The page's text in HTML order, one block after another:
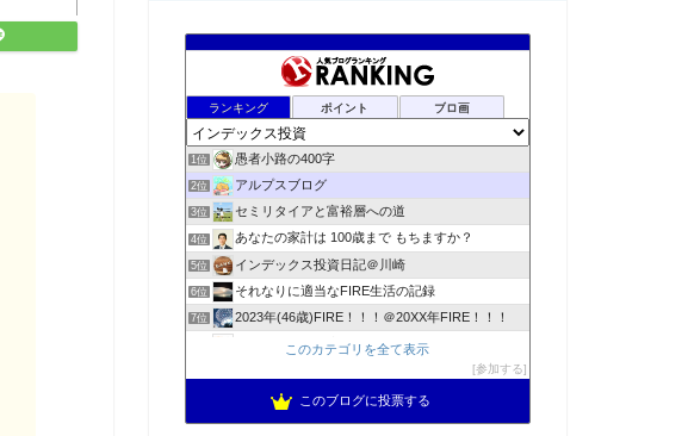
ランキング ポイント ブロ画
1位 愚者小路の400字
2位 アルプスブログ
3位 セミリタイアと富裕層への道
4位 あなたの家計は 100歳まで もちますか？
5位 インデックス投資日記＠川崎
6位 それなりに適当なFIRE生活の記録
7位 2023年(46歳)FIRE！！！＠20XX年FIRE！！！
降りてからの人生
スパコンSEが効率的投資で一家セミリタイアするブログ
3階建ての資産形成
11位 お金に困らない生活（インデックス投資ブログ）
このカテゴリを全て表示
参加する
このブログに投票する